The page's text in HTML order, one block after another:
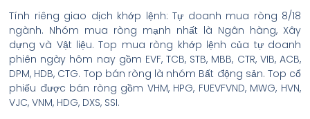
Tính riêng giao dịch khớp lệnh: Tự doanh mua ròng 8/18
ngành. Nhóm mua ròng mạnh nhất là Ngân hàng, Xây
dựng và Vật liệu. Top mua ròng khớp lệnh của tự doanh
phiên ngày hôm nay gồm EVF, TCB, STB, MBB, CTR, VIB, ACB,
DPM, HDB, CTG. Top bán ròng là nhóm Bất động sản. Top cổ
phiếu được bán ròng gồm VHM, HPG, FUEVFVND, MWG, HVN,
VJC, VNM, HDG, DXS, SSI.